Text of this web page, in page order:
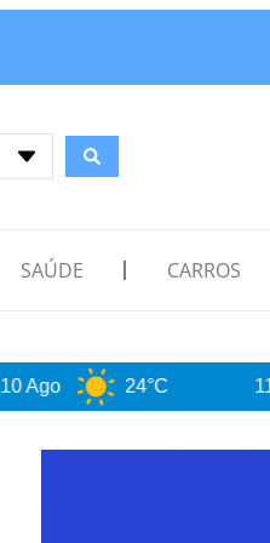
SAÚDE CARROS
24°C 11 Ago